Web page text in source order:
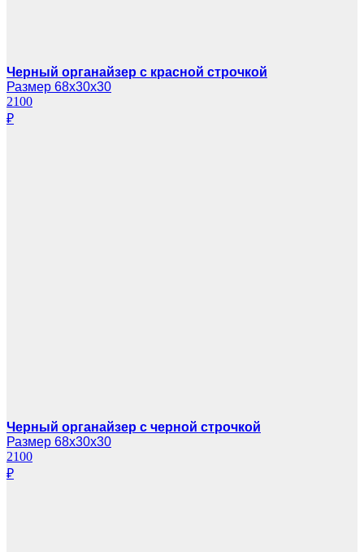
Черный органайзер с красной строчкой
Размер 68х30х30
2100
₽
Черный органайзер с черной строчкой
Размер 68х30х30
2100
₽